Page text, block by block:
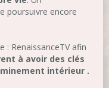
poursuivre encore
: RenaissanceTV afin
à avoir des clés
intérieur .